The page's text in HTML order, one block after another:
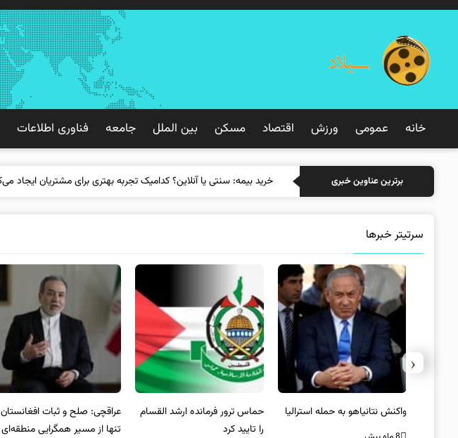
خانه عمومی ورزش اقتصاد مسکن بین الملل جامعه فناوری اطلاعات
برترین عناوین خبری خرید بیم
سرتیتر خبرها
واکنش نتانیاهو به حمله استرالیا
حماس ترور فرمانده ارشد القسام
را تایید کرد
عراقچی: صلح و ثبات افغانستان
تنها از مسیر همگرایی منطقه‌ای
‹